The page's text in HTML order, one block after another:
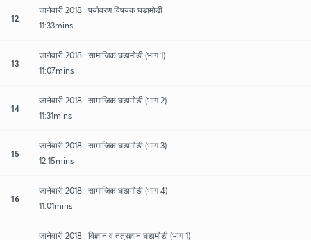
12
जानेवारी 2018 : पर्यावरण विषयक घडामोडी
11:33mins
13
जानेवारी 2018 : सामाजिक घडामोडी (भाग 1)
11:07mins
14
जानेवारी 2018 : सामाजिक घडामोडी (भाग 2)
11:31mins
15
जानेवारी 2018 : सामाजिक घडामोडी (भाग 3)
12:15mins
16
जानेवारी 2018 : सामाजिक घडामोडी (भाग 4)
11:01mins
जानेवारी 2018 : विज्ञान व तंत्रज्ञान घडामोडी (भाग 1)